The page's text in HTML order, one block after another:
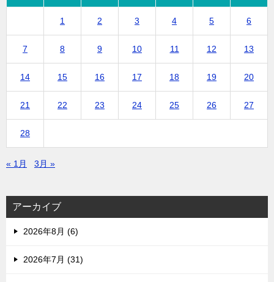
1 2 3 4 5 6
7 8 9 10 11 12 13
14 15 16 17 18 19 20
21 22 23 24 25 26 27
28
« 1月 3月 »
アーカイブ
2026年8月 (6)
2026年7月 (31)